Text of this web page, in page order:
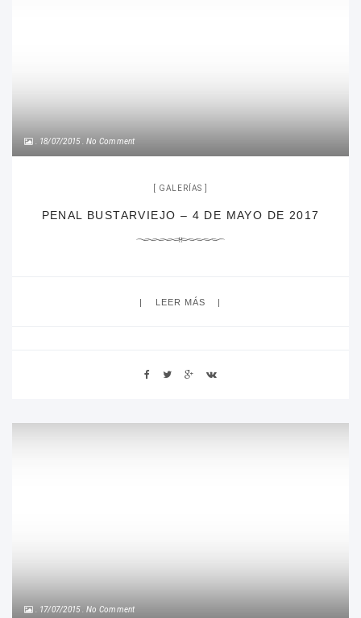
18/07/2015 No Comment
GALERÍAS
PENAL BUSTARVIEJO – 4 DE MAYO DE 2017
LEER MÁS
17/07/2015 No Comment